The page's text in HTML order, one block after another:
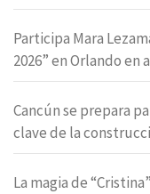
Participa Mara
2026” en Orlando
Cancún se prepara
clave de la
La magia de